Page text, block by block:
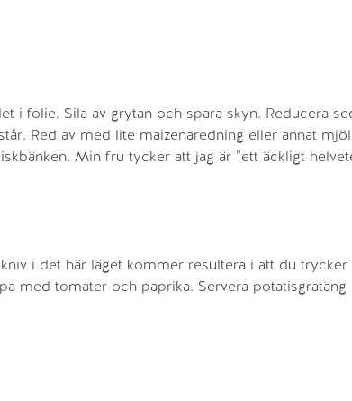
i folie. Sila av grytan och spara skyn. Reducera
Red av med lite maizenaredning eller annat
Min fru tycker att jag är ”ett äckligt
i det här läget kommer resultera i att du trycker
med tomater och paprika. Servera potatisgratäng